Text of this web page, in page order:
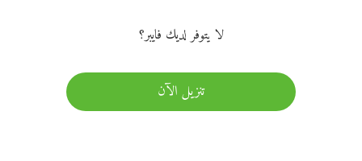
لا يتوفر لديك فايبر؟
تنزيل الآن